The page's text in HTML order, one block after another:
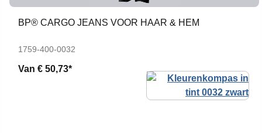
BP® CARGO JEANS VOOR HAAR & HEM
1759-400-0032
Van € 50,73*